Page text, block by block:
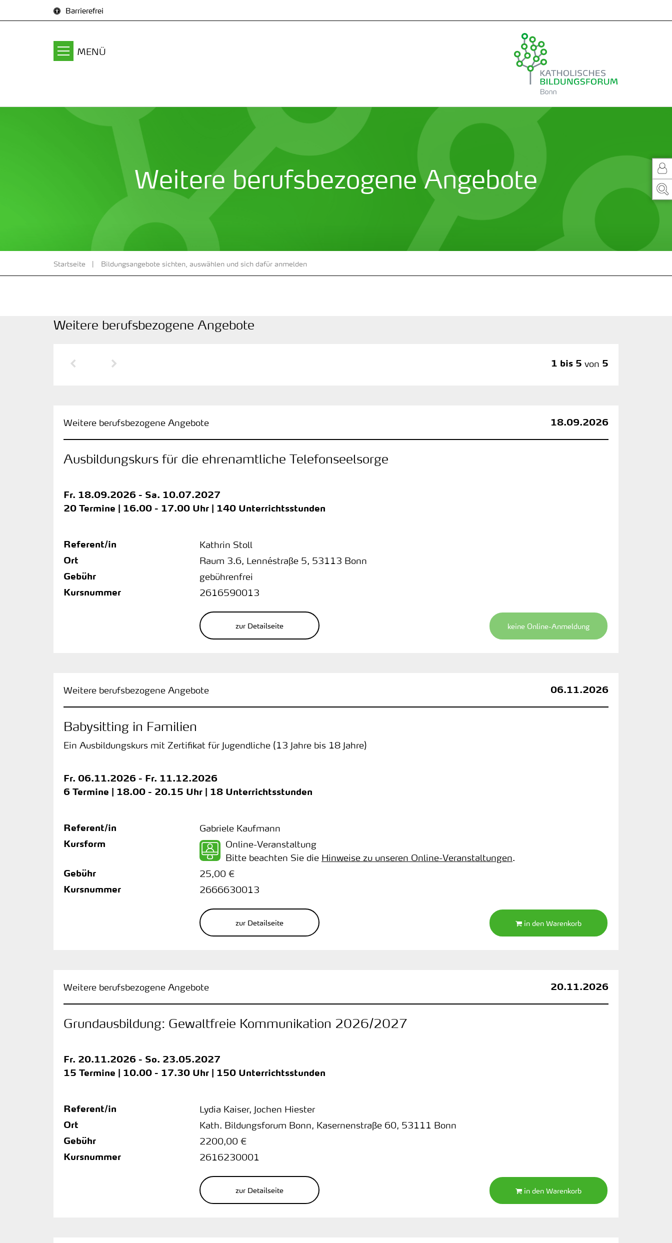
Barrierefrei
MENÜ
Weitere berufsbezogene Angebote
Startseite Bildungsangebote sichten, auswählen und sich dafür anmelden
Weitere berufsbezogene Angebote
1 bis 5 von 5
Vorherige SeiteNächste Seite
Weitere berufsbezogene Angebote 18.09.2026
Ausbildungskurs für die ehrenamtliche Telefonseelsorge
Fr. 18.09.2026 - Sa. 10.07.2027
20 Termine | 16.00 - 17.00 Uhr | 140 Unterrichtsstunden
Referent/in Kathrin Stoll
Ort Raum 3.6, Lennéstraße 5, 53113 Bonn
Gebühr gebührenfrei
Kursnummer 2616590013
zur Detailseite keine Online-Anmeldung
Weitere berufsbezogene Angebote 06.11.2026
Babysitting in Familien
Ein Ausbildungskurs mit Zertifikat für Jugendliche (13 Jahre bis 18 Jahre)
Fr. 06.11.2026 - Fr. 11.12.2026
6 Termine | 18.00 - 20.15 Uhr | 18 Unterrichtsstunden
Referent/in Gabriele Kaufmann
Kursform
Online-Veranstaltung
Bitte beachten Sie die Hinweise zu unseren Online-Veranstaltungen.
Gebühr 25,00 €
Kursnummer 2666630013
zur Detailseite in den Warenkorb
Weitere berufsbezogene Angebote 20.11.2026
Grundausbildung: Gewaltfreie Kommunikation 2026/2027
Fr. 20.11.2026 - So. 23.05.2027
15 Termine | 10.00 - 17.30 Uhr | 150 Unterrichtsstunden
Referent/in Lydia Kaiser, Jochen Hiester
Ort Kath. Bildungsforum Bonn, Kasernenstraße 60, 53111 Bonn
Gebühr 2200,00 €
Kursnummer 2616230001
zur Detailseite in den Warenkorb